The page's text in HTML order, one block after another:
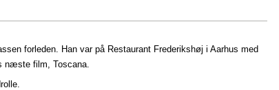
forleden. Han var på Restaurant Frederikshøj i Aarhus med
næste film, Toscana.